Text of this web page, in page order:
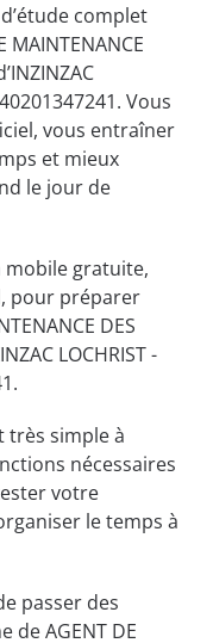
complet
Vous
vous entraîner
et mieux
le jour de
mobile gratuite,
pour préparer
DES
LOCHRIST -
très simple à
nécessaires
votre
le temps à
passer des
de AGENT DE